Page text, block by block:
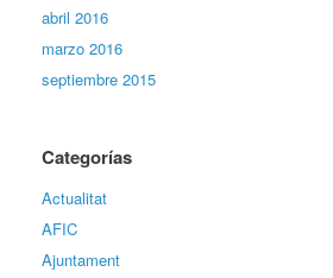
abril 2016
marzo 2016
septiembre 2015
Categorías
Actualitat
AFIC
Ajuntament